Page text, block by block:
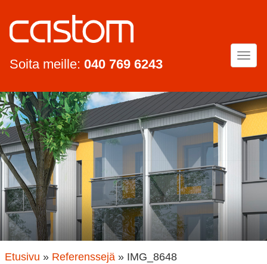
Soita meille: 040 769 6243
Etusivu » Referenssejä» IMG_8648